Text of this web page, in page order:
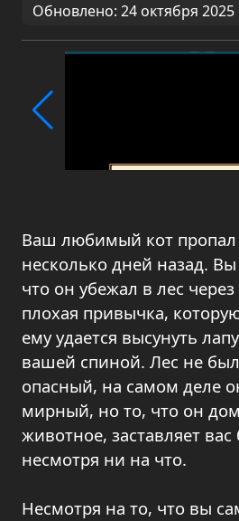
Обновлено: 24 октября 2025
Ваш любимый кот пропал
несколько дней назад.
что он убежал в лес через
плохая привычка,
ему удается высунуть
вашей спиной. Лес не
опасный, на самом деле
мирный, но то, что он
животное, заставляет вас
несмотря ни на что.
Несмотря на то, что вы